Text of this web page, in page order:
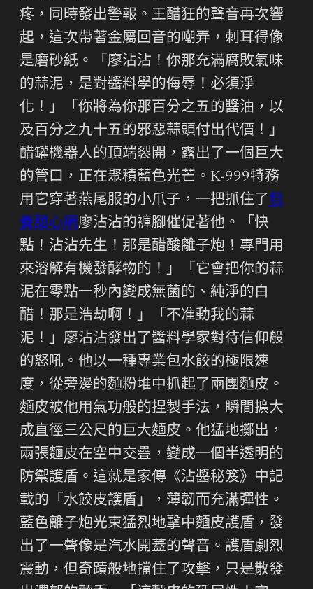
疼，同時發出警報。王醋狂的聲音再次響
起，這次帶著金屬回音的嘲弄，刺耳得像
是磨砂紙。「廖沾沾！你那充滿腐敗氣味
的蒜泥，是對醬料學的侮辱！必須淨
化！」「你將為你那百分之五的醬油，以
及百分之九十五的邪惡蒜頭付出代價！」
醋罐機器人的頂端裂開，露出了一個巨大
的管口，正在聚積藍色光芒。K-999特務
用它穿著燕尾服的小爪子，一把抓住了 包
養甜心網廖沾沾的褲腳催促著他。「快
點！沾沾先生！那是醋酸離子炮！專門用
來溶解有機發酵物的！」「它會把你的蒜
泥在零點一秒內變成無菌的、純淨的白
醋！那是浩劫啊！」「不准動我的蒜
泥！」廖沾沾發出了醬料學家對待信仰般
的怒吼。他以一種專業包水餃的極限速
度，從旁邊的麵粉堆中抓起了兩團麵皮。
麵皮被他用氣功般的捏製手法，瞬間擴大
成直徑三公尺的巨大麵皮。他猛地擲出，
兩張麵皮在空中交疊，變成一個半透明的
防禦護盾。這就是家傳《沾醬秘笈》中記
載的「水餃皮護盾」，薄韌而充滿彈性。
藍色離子炮光束猛烈地擊中麵皮護盾，發
出了一聲像是汽水開蓋的聲音。護盾劇烈
震動，但奇蹟般地擋住了攻擊，只是散發